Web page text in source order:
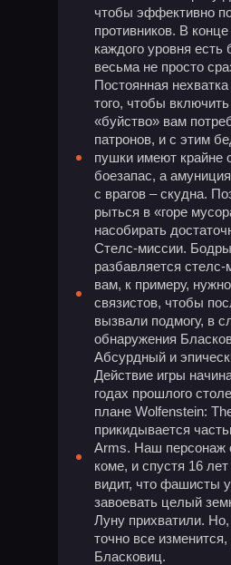
чтобы эффективно
противников. В
каждого уровня есть
весьма не просто
Постоянная
того, чтобы
«буйство» вам
патронов, и с этим
пушки имеют крайне
боезапас, а
с врагов – скудна.
рыться в «горе
насобирать
Стелс-миссии.
разбавляется стелс-
вам, к примеру,
связистов, чтобы
вызвали подмогу, в
обнаружения
Абсурдный и
Действие игры
годах прошлого
плане Wolfenstein:
прикидывается
Arms. Наш персонаж
коме, и спустя 16
видит, что фашисты
завоевать целый
Луну прихватили. Но,
точно все
Бласковиц.